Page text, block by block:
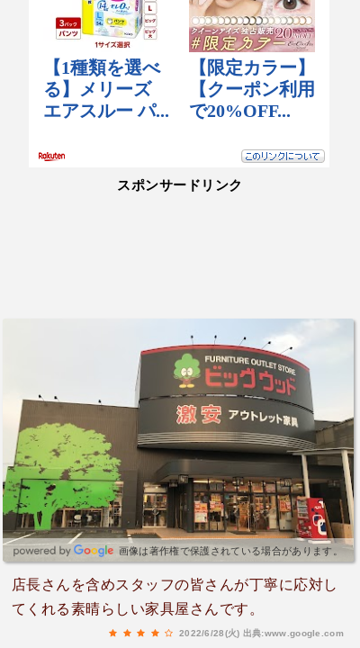
スポンサードリンク
画像は著作権で保護されている場合があります。
店長さんを含めスタッフの皆さんが丁寧に応対し
てくれる素晴らしい家具屋さんです。
2022/6/28(火) 出典:www.google.com